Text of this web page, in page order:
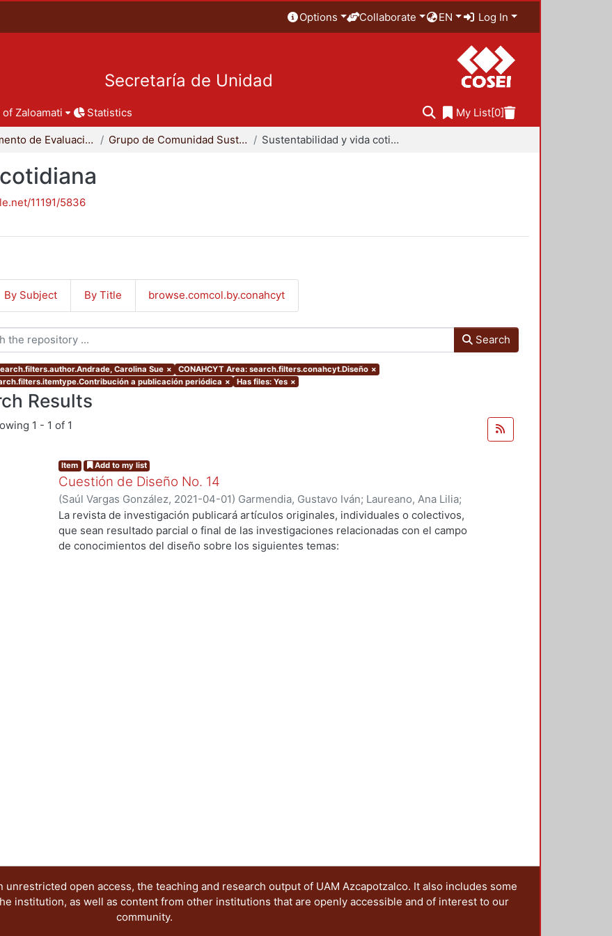
Options Collaborate EN Log In
Secretaría de Unidad
of Zaloamati Statistics My List[0]
Departamento de Evaluación del Diseño en el Tiempo Grupo de Comunidad Sustentable Sustentabilidad y vida cotidiana
11191/5836
By Subject By Title browse.comcol.by.conahcyt
Search
Carolina Sue × CONAHCYT Area: search.filters.conahcyt.Diseño ×
a publicación periódica × Has files: Yes ×
Results
1 - 1 of 1
Item Add to my list
Cuestión de Diseño No. 14
(Saúl Vargas González, 2021-04-01) Garmendia, Gustavo Iván; Laureano, Ana Lilia;
De La Cruz, Gustavo;Sánchez, Lourdes;Ramírez, Javier; Verduga, Denis Omar;
Ortíz, Jorge Gabriel ;Vassis, Christos ;Ferruzca-Navarro, Marco Vinicio;Andrade,
Carolina Sue;Valdez, Ana Valeria;Pinacho, María Yazmin;
La revista de investigación publicará artículos originales, individuales o colectivos,
que sean resultado parcial o final de las investigaciones relacionadas con el campo
de conocimientos del diseño sobre los siguientes temas:
open access, the teaching and research output of UAM Azcapotzalco. It also includes some
institution, as well as content from other institutions that are openly accessible and of interest to our
community.